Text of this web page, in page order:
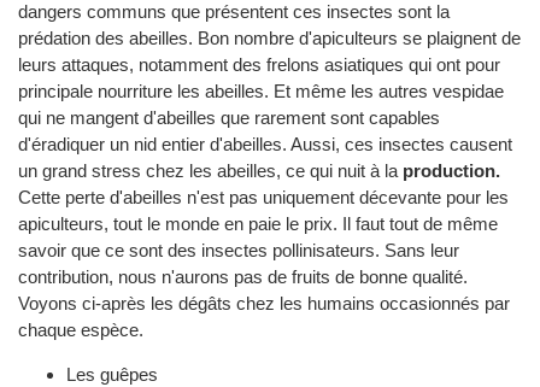
dangers communs que présentent ces insectes sont la
prédation des abeilles. Bon nombre d'apiculteurs se plaignent de
leurs attaques, notamment des frelons asiatiques qui ont pour
principale nourriture les abeilles. Et même les autres vespidae
qui ne mangent d'abeilles que rarement sont capables
d'éradiquer un nid entier d'abeilles. Aussi, ces insectes causent
un grand stress chez les abeilles, ce qui nuit à la production.
Cette perte d'abeilles n'est pas uniquement décevante pour les
apiculteurs, tout le monde en paie le prix. Il faut tout de même
savoir que ce sont des insectes pollinisateurs. Sans leur
contribution, nous n'aurons pas de fruits de bonne qualité.
Voyons ci-après les dégâts chez les humains occasionnés par
chaque espèce.
Les guêpes